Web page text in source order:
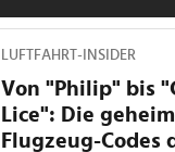
LUFTFAHRT-INSIDER
Von "Philip" bis
Lice": Die
Flugzeug-Codes